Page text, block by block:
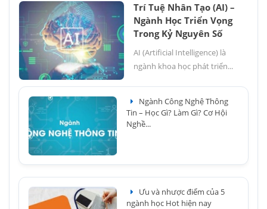
Trí Tuệ Nhân Tạo (AI) –
Ngành Học Triển Vọng
Trong Kỷ Nguyên Số
AI (Artificial Intelligence) là
ngành khoa học phát triển...
Ngành Công Nghệ Thông
Tin – Học Gì? Làm Gì? Cơ Hội
Nghề...
Ưu và nhược điểm của 5
ngành học Hot hiện nay